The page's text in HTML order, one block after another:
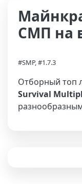
СМП на
#SMP, #1.7.3
Отборный топ
Survival